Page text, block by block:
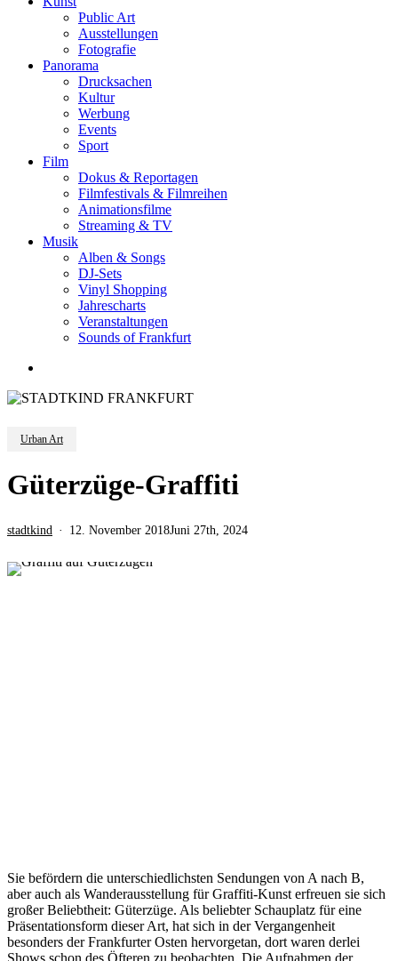
Public Art
Ausstellungen
Fotografie
Panorama
Drucksachen
Kultur
Werbung
Events
Sport
Film
Dokus & Reportagen
Filmfestivals & Filmreihen
Animationsfilme
Streaming & TV
Musik
Alben & Songs
DJ-Sets
Vinyl Shopping
Jahrescharts
Veranstaltungen
Sounds of Frankfurt
Urban Art
Güterzüge-Graffiti
stadtkind 12. November 2018Juni 27th, 2024
Sie befördern die unterschiedlichsten Sendungen von A nach B,
aber auch als Wanderausstellung für Graffiti-Kunst erfreuen sie sich
großer Beliebtheit: Güterzüge. Als beliebter Schauplatz für eine
Präsentationsform dieser Art, hat sich in der Vergangenheit
besonders der Frankfurter Osten hervorgetan, dort waren derlei
Shows schon des Öfteren zu beobachten. Die Aufnahmen der